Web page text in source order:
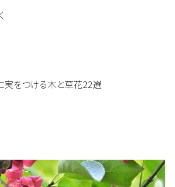
実をつける木と草花22選